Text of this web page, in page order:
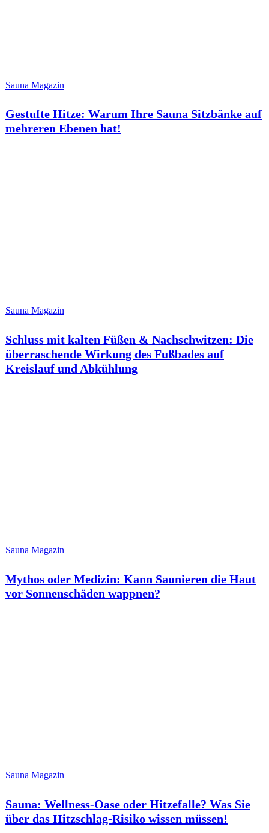
Sauna Magazin
Gestufte Hitze: Warum Ihre Sauna Sitzbänke auf
mehreren Ebenen hat!
Sauna Magazin
Schluss mit kalten Füßen & Nachschwitzen: Die
überraschende Wirkung des Fußbades auf
Kreislauf und Abkühlung
Sauna Magazin
Mythos oder Medizin: Kann Saunieren die Haut
vor Sonnenschäden wappnen?
Sauna Magazin
Sauna: Wellness-Oase oder Hitzefalle? Was Sie
über das Hitzschlag-Risiko wissen müssen!